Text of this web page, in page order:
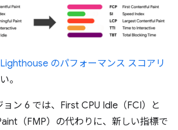
Lighthouse のパフォーマンス スコアリ
。
ン 6 では、First CPU Idle（FCI）と
（FMP）の代わりに、新しい指標で